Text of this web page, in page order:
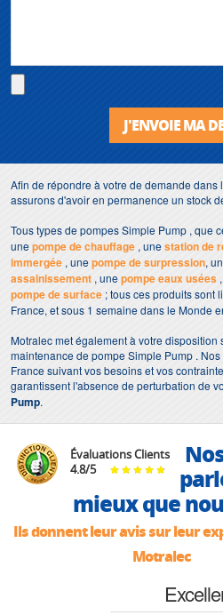
J'ENVOIE MA
Afin de répondre à votre de demande
assurons d'avoir en permanence un stock
Tous types de pompes Simple Pump , que
unepompe de chauffage , unestation de
immergée , unepompe de surpression,
assainissement , unepompe eaux usées
pompe de surface ; tous ces produits sont
France, et sous 1 semaine dans le Monde
Motralec met également à votre
maintenance de pompe Simple Pump .
France suivant vos besoins et vos
garantissent l'absence de perturbation de
Pump.
Évaluations Clients
4.8/5
mieux que
Ils donnent leur avis sur leur
Motralec